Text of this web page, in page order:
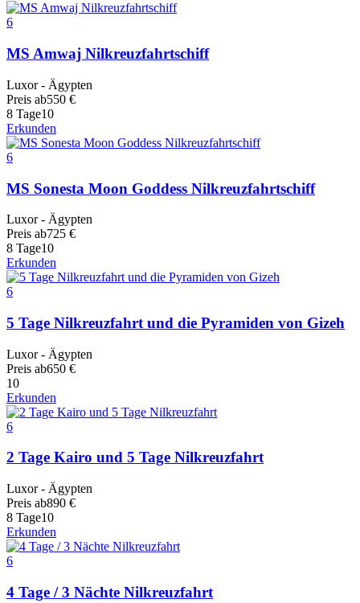
6
MS Amwaj Nilkreuzfahrtschiff
Luxor - Ägypten
Preis ab550 €
8 Tage10
Erkunden
6
MS Sonesta Moon Goddess Nilkreuzfahrtschiff
Luxor - Ägypten
Preis ab725 €
8 Tage10
Erkunden
6
5 Tage Nilkreuzfahrt und die Pyramiden von Gizeh
Luxor - Ägypten
Preis ab650 €
10
Erkunden
6
2 Tage Kairo und 5 Tage Nilkreuzfahrt
Luxor - Ägypten
Preis ab890 €
8 Tage10
Erkunden
6
4 Tage / 3 Nächte Nilkreuzfahrt